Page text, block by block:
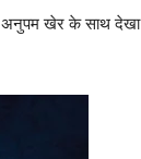
अनुपम खेर के साथ देखा